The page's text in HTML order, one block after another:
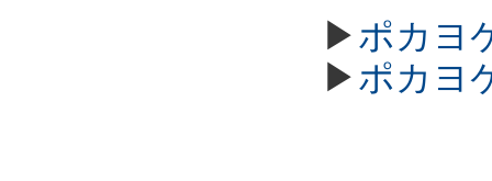
▶ポカヨ
▶ポカヨ